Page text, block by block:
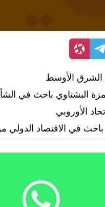
الشرق الأوسط
الأوروبي
في الاقتصاد